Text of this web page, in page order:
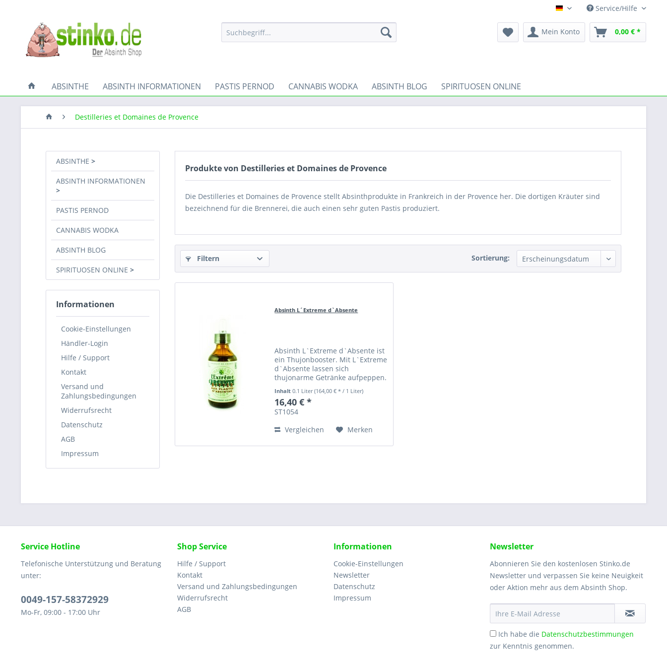
DE Service/Hilfe
Mein Konto 0,00 € *
ABSINTHE ABSINTH INFORMATIONEN PASTIS PERNOD CANNABIS WODKA ABSINTH BLOG SPIRITUOSEN ONLINE
Destilleries et Domaines de Provence
ABSINTHE
ABSINTH INFORMATIONEN
PASTIS PERNOD
CANNABIS WODKA
ABSINTH BLOG
SPIRITUOSEN ONLINE
Informationen
Cookie-Einstellungen
Händler-Login
Hilfe / Support
Kontakt
Versand und
Zahlungsbedingungen
Widerrufsrecht
Datenschutz
AGB
Impressum
Produkte von Destilleries et Domaines de Provence
Die Destilleries et Domaines de Provence stellt Absinthprodukte in Frankreich in der Provence her. Die dortigen Kräuter sind
bezeichnend für die Brennerei, die auch einen sehr guten Pastis produziert.
Filtern Sortierung:
Absinth L´Extreme d`Absente
Absinth L`Extreme d`Absente ist
ein Thujonbooster. Mit L`Extreme
d`Absente lassen sich
thujonarme Getränke aufpeppen.
Inhalt0.1 Liter(164,00 € * / 1 Liter)
16,40 € *
ST1054
Vergleichen
Merken
Service Hotline
Telefonische Unterstützung und Beratung
unter:
0049-157-58372929
Mo-Fr, 09:00 - 17:00 Uhr
Shop Service
Hilfe / Support
Kontakt
Versand und Zahlungsbedingungen
Widerrufsrecht
AGB
Informationen
Cookie-Einstellungen
Newsletter
Datenschutz
Impressum
Newsletter
Abonnieren Sie den kostenlosen Stinko.de
Newsletter und verpassen Sie keine Neuigkeit
oder Aktion mehr aus dem Absinth Shop.
Ich habe die Datenschutzbestimmungen
zur Kenntnis genommen.